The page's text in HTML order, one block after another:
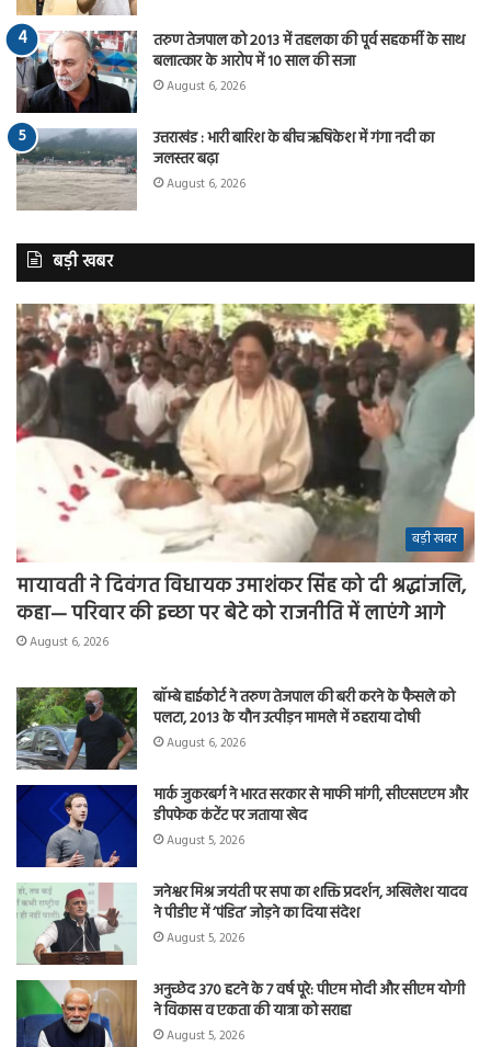
तरुण तेजपाल को 2013 में तहलका की पूर्व सहकर्मी के साथ
बलात्कार के आरोप में 10 साल की सजा
August 6, 2026
उत्तराखंड : भारी बारिश के बीच ऋषिकेश में गंगा नदी का
जलस्तर बढ़ा
August 6, 2026
बड़ी खबर
बड़ी खबर
मायावती ने दिवंगत विधायक उमाशंकर सिंह को दी श्रद्धांजलि,
कहा— परिवार की इच्छा पर बेटे को राजनीति में लाएंगे आगे
August 6, 2026
बॉम्बे हाईकोर्ट ने तरुण तेजपाल की बरी करने के फैसले को
पलटा, 2013 के यौन उत्पीड़न मामले में ठहराया दोषी
August 6, 2026
मार्क जुकरबर्ग ने भारत सरकार से माफी मांगी, सीएसएएम और
डीपफेक कंटेंट पर जताया खेद
August 5, 2026
जनेश्वर मिश्र जयंती पर सपा का शक्ति प्रदर्शन, अखिलेश यादव
ने पीडीए में ‘पंडित’ जोड़ने का दिया संदेश
August 5, 2026
अनुच्छेद 370 हटने के 7 वर्ष पूरे: पीएम मोदी और सीएम योगी
ने विकास व एकता की यात्रा को सराहा
August 5, 2026